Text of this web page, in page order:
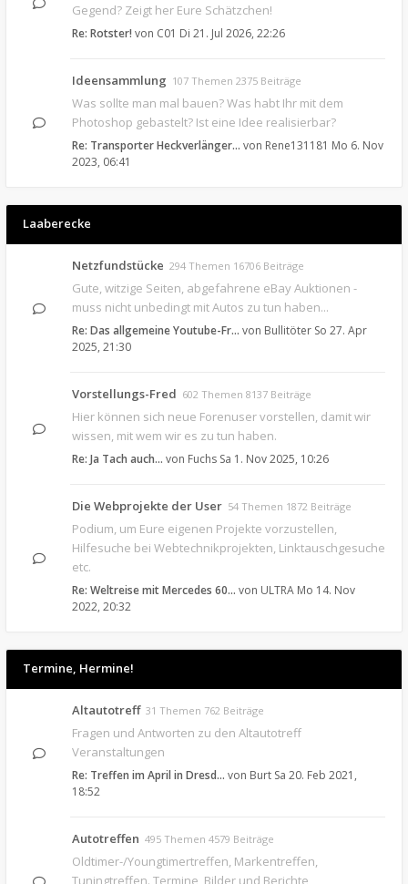
Gegend? Zeigt her Eure Schätzchen!
Re: Rotster! von C01 Di 21. Jul 2026, 22:26
Ideensammlung 107 Themen 2375 Beiträge
Was sollte man mal bauen? Was habt Ihr mit dem
Photoshop gebastelt? Ist eine Idee realisierbar?
Re: Transporter Heckverlänger… von Rene131181 Mo 6. Nov
2023, 06:41
Laaberecke
Netzfundstücke 294 Themen 16706 Beiträge
Gute, witzige Seiten, abgefahrene eBay Auktionen -
muss nicht unbedingt mit Autos zu tun haben...
Re: Das allgemeine Youtube-Fr… von Bullitöter So 27. Apr
2025, 21:30
Vorstellungs-Fred 602 Themen 8137 Beiträge
Hier können sich neue Forenuser vorstellen, damit wir
wissen, mit wem wir es zu tun haben.
Re: Ja Tach auch... von Fuchs Sa 1. Nov 2025, 10:26
Die Webprojekte der User 54 Themen 1872 Beiträge
Podium, um Eure eigenen Projekte vorzustellen,
Hilfesuche bei Webtechnikprojekten, Linktauschgesuche
etc.
Re: Weltreise mit Mercedes 60… von ULTRA Mo 14. Nov
2022, 20:32
Termine, Hermine!
Altautotreff 31 Themen 762 Beiträge
Fragen und Antworten zu den Altautotreff
Veranstaltungen
Re: Treffen im April in Dresd… von Burt Sa 20. Feb 2021,
18:52
Autotreffen 495 Themen 4579 Beiträge
Oldtimer-/Youngtimertreffen, Markentreffen,
Tuningtreffen. Termine, Bilder und Berichte